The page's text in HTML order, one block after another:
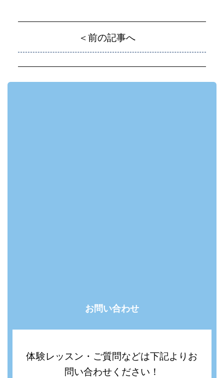
＜前の記事へ
お問い合わせ
体験レッスン・ご質問などは下記よりお
問い合わせください！